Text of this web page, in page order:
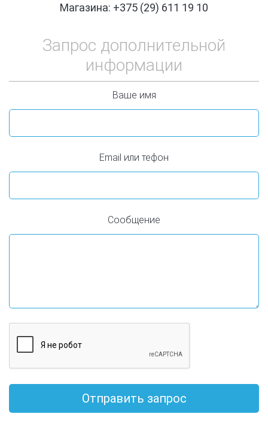
Магазина: +375 (29) 611 19 10
Запрос дополнительной
информации
Ваше имя
Email или тефон
Сообщение
Отправить запрос